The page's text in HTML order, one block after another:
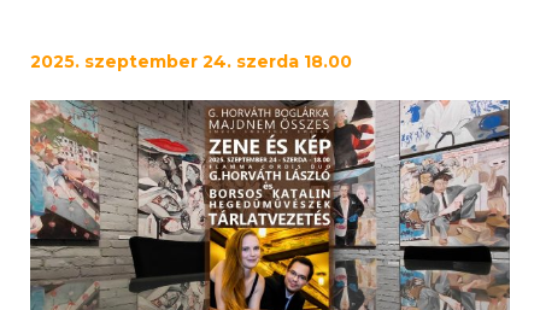
2025. szeptember 24. szerda 18.00